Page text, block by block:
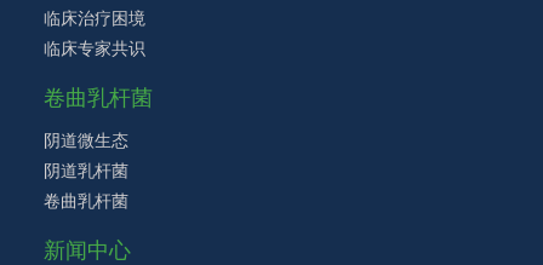
临床治疗困境
临床专家共识
卷曲乳杆菌
阴道微生态
阴道乳杆菌
卷曲乳杆菌
新闻中心